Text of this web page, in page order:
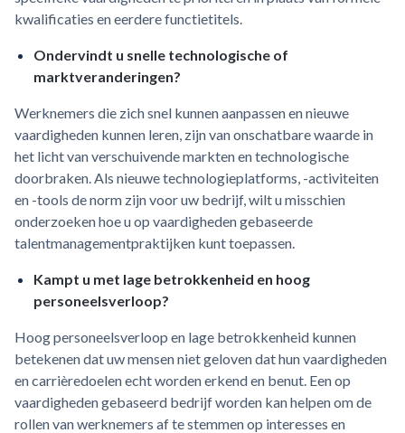
kwalificaties en eerdere functietitels.
Ondervindt u snelle technologische of
marktveranderingen?
Werknemers die zich snel kunnen aanpassen en nieuwe
vaardigheden kunnen leren, zijn van onschatbare waarde in
het licht van verschuivende markten en technologische
doorbraken. Als nieuwe technologieplatforms, -activiteiten
en -tools de norm zijn voor uw bedrijf, wilt u misschien
onderzoeken hoe u op vaardigheden gebaseerde
talentmanagementpraktijken kunt toepassen.
Kampt u met lage betrokkenheid en hoog
personeelsverloop?
Hoog personeelsverloop en lage betrokkenheid kunnen
betekenen dat uw mensen niet geloven dat hun vaardigheden
en carrièredoelen echt worden erkend en benut. Een op
vaardigheden gebaseerd bedrijf worden kan helpen om de
rollen van werknemers af te stemmen op interesses en